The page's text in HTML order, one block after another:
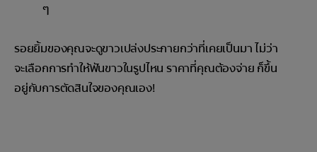
ๆ
รอยยิ้มของคุณจะดูขาวเปล่งประกายกว่าที่เคยเป็นมา ไม่ว่า
จะเลือกการทำให้ฟันขาวในรูปไหน ราคาที่คุณต้องจ่าย ก็ขึ้น
อยู่กับการตัดสินใจของคุณเอง!